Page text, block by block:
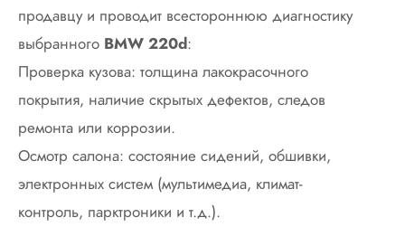
продавцу и проводит всестороннюю диагностику
выбранного BMW 220d:
Проверка кузова: толщина лакокрасочного
покрытия, наличие скрытых дефектов, следов
ремонта или коррозии.
Осмотр салона: состояние сидений, обшивки,
электронных систем (мультимедиа, климат-
контроль, парктроники и т.д.).